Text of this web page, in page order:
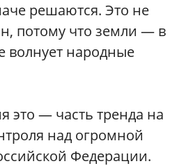
решаются. Это не
потому что земли — в
волнует народные
это — часть тренда на
над огромной
Федерации.